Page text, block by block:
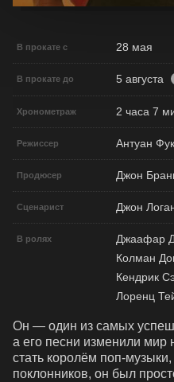
В прокате с 28 мая
В прокате до 5 августа
Хронометраж 2 часа 7
Режиссер Антуан
Продюсер Джон
Сценарист Джон
В ролях
Джаафар
Колман
Кендрик
Лоренц
Он — один из самых
а его песни изменили мир
стать королём поп-
поклонников, он был